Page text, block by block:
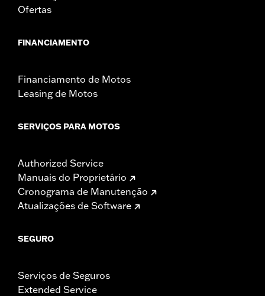
Ofertas
FINANCIAMENTO
Financiamento de Motos
Leasing de Motos
SERVIÇOS PARA MOTOS
Authorized Service
Manuais do Proprietário
Cronograma de Manutenção
Atualizações de Software
SEGURO
Serviços de Seguros
Extended Service